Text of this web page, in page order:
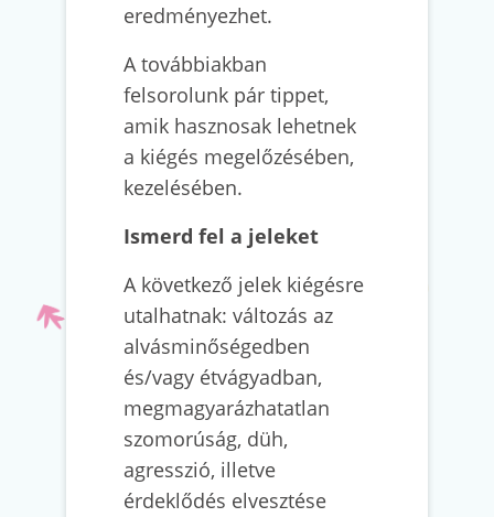
eredményezhet.
A továbbiakban
felsorolunk pár tippet,
amik hasznosak lehetnek
a kiégés megelőzésében,
kezelésében.
Ismerd fel a jeleket
A következő jelek kiégésre
utalhatnak: változás az
alvásminőségedben
és/vagy étvágyadban,
megmagyarázhatatlan
szomorúság, düh,
agresszió, illetve
érdeklődés elvesztése